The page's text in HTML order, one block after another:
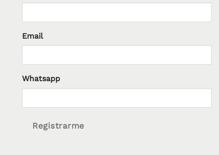
Email
Whatsapp
Registrarme